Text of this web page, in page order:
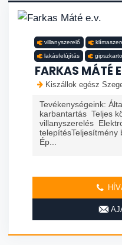
villanyszerelő
lakásfelújítás
FARKAS MÁTÉ
Kiszállok egész
Tevékenységeink:
karbantartás Teljes
villanyszerelés
Ép...